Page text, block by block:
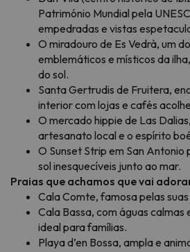
Património Mundial pela
empedradas e vistas
O miradouro de Es Vedrà, um
emblemáticos e místicos da
do sol.
Santa Gertrudis de Fruitera,
interior com lojas e cafés
O mercado hippie de Las
artesanato local e o espírito
O Sunset Strip em San Antonio
sol inesquecíveis junto ao mar.
Praias que achamos que vai
Cala Comte, famosa pelas
Cala Bassa, com águas calmas
ideal para famílias.
Playa d’en Bossa, ampla e